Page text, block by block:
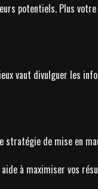
potentiels. Plus
vaut divulguer les
stratégie de mise en
à maximiser vos